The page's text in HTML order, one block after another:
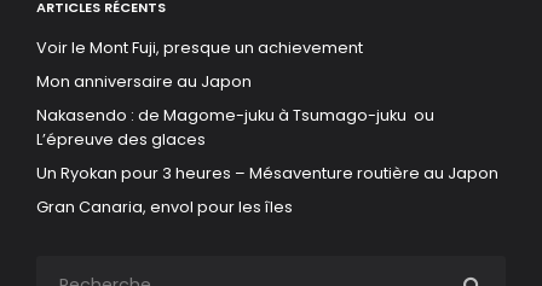
ARTICLES RÉCENTS
Voir le Mont Fuji, presque un achievement
Mon anniversaire au Japon
Nakasendo : de Magome-juku à Tsumago-juku ou
L’épreuve des glaces
Un Ryokan pour 3 heures – Mésaventure routière au Japon
Gran Canaria, envol pour les îles